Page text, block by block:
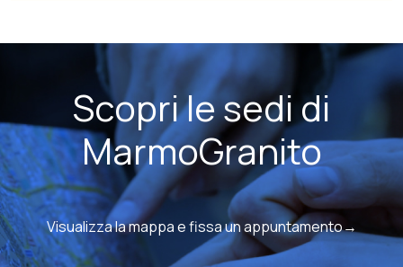
Scopri le sedi di
MarmoGranito
Visualizza la mappa e fissa un appuntamento→